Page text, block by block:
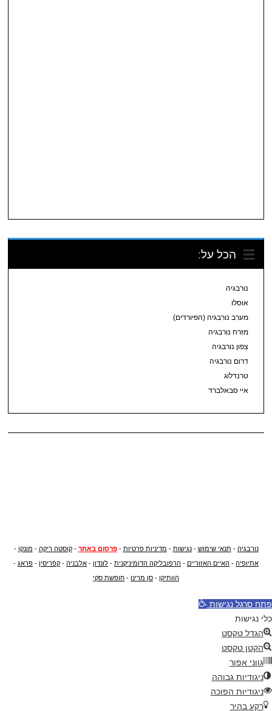
הכל על:
נורבגיה
אוסלו
מערב נורבגיה (הפיורדים)
מזרח נורבגיה
צפון נורבגיה
דרום נורבגיה
טרנדלוג
איי סבאלברד
נורבגיה - תנאי שימוש -נגישות - מדיניות פרטיות -פרסום באתר -קוסטה ריקה - מונקו -
אתיופיה - האיים האזוריים - הרפובליקה הדומיניקנית - לונדון - אלבניה - קפריסין - פראג -
הוותיקן - סן מרינו - חופשת סקי
פתח סרגל נגישות
כלי נגישות
הגדל טקסט
הקטן טקסט
גווני אפור
ניגודיות גבוהה
ניגודיות הפוכה
רקע בהיר